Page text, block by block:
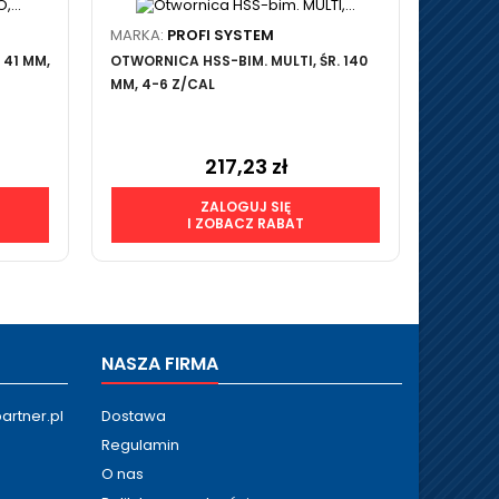
MM,
MARKA: PROFI SYSTEM
OTWORNICA HSS-BIM. MULTI, ŚR. 140
MM, 4-6 Z/CAL
Cena
217,23 zł
ZALOGUJ SIĘ
I ZOBACZ RABAT
NASZA FIRMA
Dostawa
Regulamin
O nas